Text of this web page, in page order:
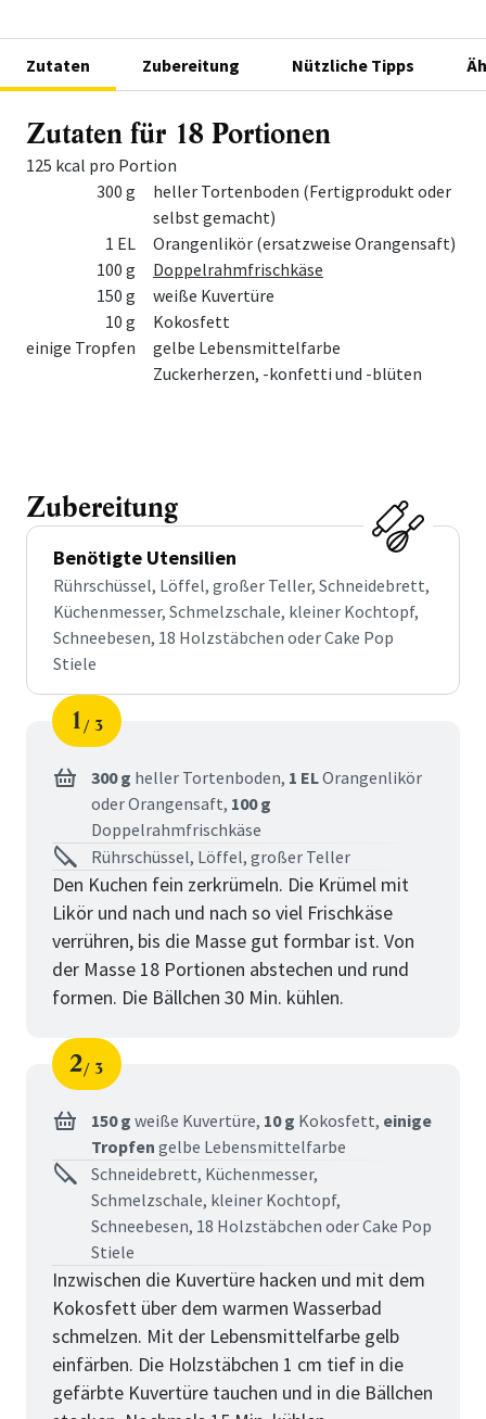
Zutaten Zubereitung Nützliche Tipps
Zutaten für 18 Portionen
125 kcal pro Portion
Zutat
300 g
heller Tortenboden (Fertigprodukt oder
selbst gemacht)
1 EL
Orangenlikör (ersatzweise Orangensaft)
100 g
Doppelrahmfrischkäse
150 g
weiße Kuvertüre
10 g
Kokosfett
einige Tropfen
gelbe Lebensmittelfarbe
Zuckerherzen, -konfetti und -blüten
Zubereitung
Benötigte Utensilien
Rührschüssel, Löffel, großer Teller, Schneidebrett,
Küchenmesser, Schmelzschale, kleiner Kochtopf,
Schneebesen, 18 Holzstäbchen oder Cake Pop
Stiele
Schritt
1
von
3
300 g heller Tortenboden, 1 ELOrangenlikör
oder Orangensaft, 100 g
Doppelrahmfrischkäse
Rührschüssel, Löffel, großer Teller
Den Kuchen fein zerkrümeln. Die Krümel mit
Likör und nach und nach so viel Frischkäse
verrühren, bis die Masse gut formbar ist. Von
der Masse 18 Portionen abstechen und rund
formen. Die Bällchen 30 Min. kühlen.
Schritt
2
von
3
150 g weiße Kuvertüre, 10 g Kokosfett, einige
Tropfen gelbe Lebensmittelfarbe
Schneidebrett, Küchenmesser,
Schmelzschale, kleiner Kochtopf,
Schneebesen, 18 Holzstäbchen oder Cake Pop
Stiele
Inzwischen die Kuvertüre hacken und mit dem
Kokosfett über dem warmen Wasserbad
schmelzen. Mit der Lebensmittelfarbe gelb
einfärben. Die Holzstäbchen 1 cm tief in die
gefärbte Kuvertüre tauchen und in die Bällchen